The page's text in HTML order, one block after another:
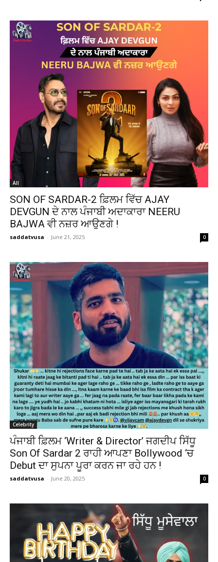
All
SON OF SARDAR-2 ਫ਼ਿਲਮ ਵਿੱਚ AJAY
DEVGUN ਦੇ ਨਾਲ ਪੰਜਾਬੀ ਅਦਾਕਾਰਾ NEERU
BAJWA ਵੀ ਨਜ਼ਰ ਆਉਣਗੇ !
saddatvusa - June 21, 2025 0
Celebrity
ਪੰਜਾਬੀ ਫ਼ਿਲਮ ‘Writer & Director’ ਜਗਦੀਪ ਸਿੱਧੂ
Son Of Sardar 2 ਰਾਹੀ ਆਪਣਾ Bollywood ‘ਚ
Debut ਦਾ ਸੁਪਨਾ ਪੂਰਾ ਕਰਨ ਜਾ ਰਹੇ ਹਨ !
saddatvusa - June 20, 2025 0